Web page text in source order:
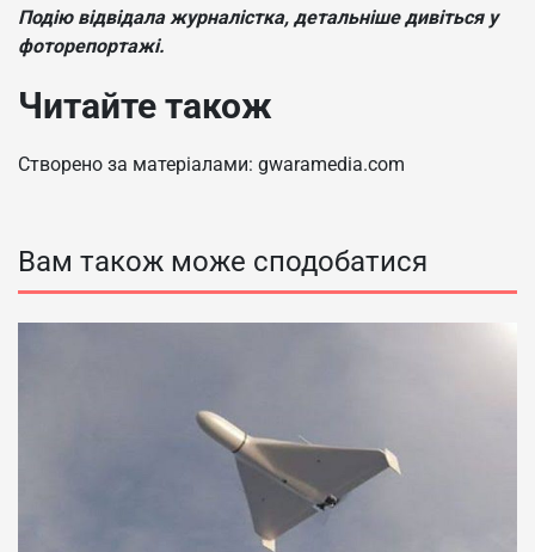
Подію відвідала журналістка, детальніше дивіться у
фоторепортажі.
Читайте також
Створено за матеріалами: gwaramedia.com
Вам також може сподобатися